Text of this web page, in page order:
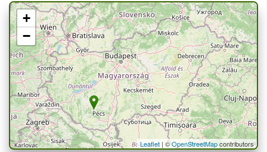
+
−
Leaflet| ©OpenStreetMapcontributors